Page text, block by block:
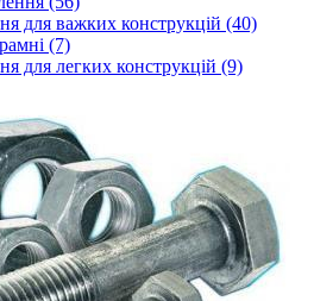
для важких конструкцій (40)
(7)
для легких конструкцій (9)